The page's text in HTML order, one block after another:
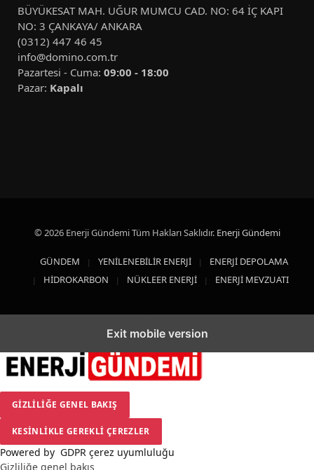
BÜYÜKESAT MAH. UĞUR MUMCU CAD. NO: 64 İÇ KAPI
NO: 3 ÇANKAYA/ ANKARA
(0312) 447 46 45
info@domino.com.tr
Pazartesi - Cuma: 09:00 - 18:00
Pazar: Kapalı
© 2026 Enerji Gündemi Tüm Hakları Saklıdır. Enerji Gündemi
GÜNDEM YENİLENEBİLİR ENERJİ
ENERJİ DEPOLAMA
HİDROKARBON
NÜKLEER ENERJİ ENERJİ MEVZUATI
Exit mobile version
GDPR ÇEREZ ŞERIDI AYARLARI
GIZLILIĞE GENEL BAKIŞ
KESINLIKLE GEREKLI ÇEREZLER
Powered by GDPR çerez uyumluluğu
Gizliliğe genel bakış